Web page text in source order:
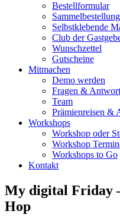
Bestellformular
Selbstklebende
Club der
Wunschzettel
Gutscheine
Mitmachen
Demo werden
Fragen &
Team
Prämienreisen &
Workshops
Workshop oder
Workshop
Workshops to Go
Kontakt
My digital Friday
Hop